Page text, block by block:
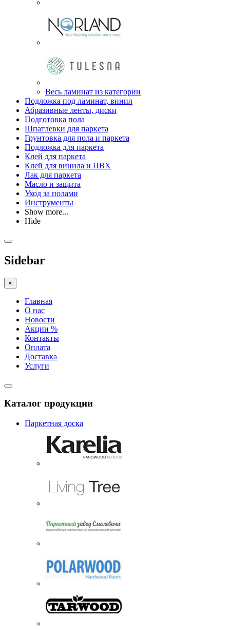
Весь ламинат из категории
Подложка под ламинат, винил
Абразивные ленты, диски
Подготовка пола
Шпатлевки для паркета
Грунтовка для пола и паркета
Подложка для паркета
Клей для паркета
Клей для винила и ПВХ
Лак для паркета
Масло и защита
Уход за полами
Инструменты
Show more...
Hide
Sidebar
×
Главная
О нас
Новости
Акции %
Контакты
Оплата
Доставка
Услуги
Каталог продукции
Паркетная доска